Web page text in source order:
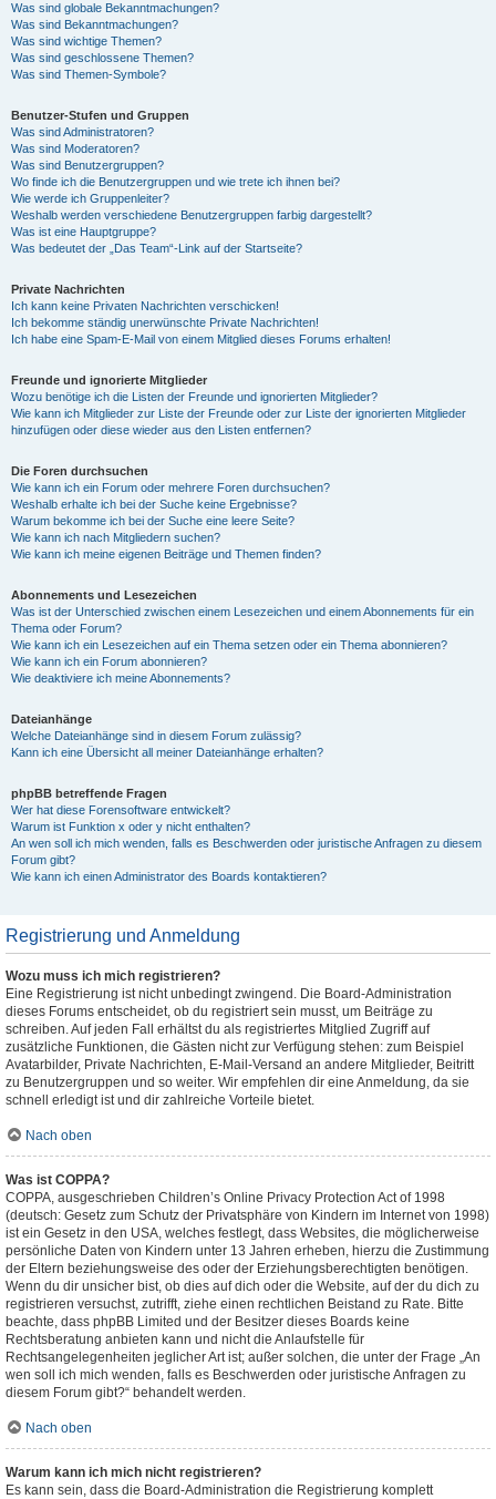
Was sind globale Bekanntmachungen?
Was sind Bekanntmachungen?
Was sind wichtige Themen?
Was sind geschlossene Themen?
Was sind Themen-Symbole?
Benutzer-Stufen und Gruppen
Was sind Administratoren?
Was sind Moderatoren?
Was sind Benutzergruppen?
Wo finde ich die Benutzergruppen und wie trete ich ihnen bei?
Wie werde ich Gruppenleiter?
Weshalb werden verschiedene Benutzergruppen farbig dargestellt?
Was ist eine Hauptgruppe?
Was bedeutet der „Das Team“-Link auf der Startseite?
Private Nachrichten
Ich kann keine Privaten Nachrichten verschicken!
Ich bekomme ständig unerwünschte Private Nachrichten!
Ich habe eine Spam-E-Mail von einem Mitglied dieses Forums erhalten!
Freunde und ignorierte Mitglieder
Wozu benötige ich die Listen der Freunde und ignorierten Mitglieder?
Wie kann ich Mitglieder zur Liste der Freunde oder zur Liste der ignorierten Mitglieder
hinzufügen oder diese wieder aus den Listen entfernen?
Die Foren durchsuchen
Wie kann ich ein Forum oder mehrere Foren durchsuchen?
Weshalb erhalte ich bei der Suche keine Ergebnisse?
Warum bekomme ich bei der Suche eine leere Seite?
Wie kann ich nach Mitgliedern suchen?
Wie kann ich meine eigenen Beiträge und Themen finden?
Abonnements und Lesezeichen
Was ist der Unterschied zwischen einem Lesezeichen und einem Abonnements für ein
Thema oder Forum?
Wie kann ich ein Lesezeichen auf ein Thema setzen oder ein Thema abonnieren?
Wie kann ich ein Forum abonnieren?
Wie deaktiviere ich meine Abonnements?
Dateianhänge
Welche Dateianhänge sind in diesem Forum zulässig?
Kann ich eine Übersicht all meiner Dateianhänge erhalten?
phpBB betreffende Fragen
Wer hat diese Forensoftware entwickelt?
Warum ist Funktion x oder y nicht enthalten?
An wen soll ich mich wenden, falls es Beschwerden oder juristische Anfragen zu diesem
Forum gibt?
Wie kann ich einen Administrator des Boards kontaktieren?
Registrierung und Anmeldung
Wozu muss ich mich registrieren?
Eine Registrierung ist nicht unbedingt zwingend. Die Board-Administration
dieses Forums entscheidet, ob du registriert sein musst, um Beiträge zu
schreiben. Auf jeden Fall erhältst du als registriertes Mitglied Zugriff auf
zusätzliche Funktionen, die Gästen nicht zur Verfügung stehen: zum Beispiel
Avatarbilder, Private Nachrichten, E-Mail-Versand an andere Mitglieder, Beitritt
zu Benutzergruppen und so weiter. Wir empfehlen dir eine Anmeldung, da sie
schnell erledigt ist und dir zahlreiche Vorteile bietet.
Nach oben
Was ist COPPA?
COPPA, ausgeschrieben Children’s Online Privacy Protection Act of 1998
(deutsch: Gesetz zum Schutz der Privatsphäre von Kindern im Internet von 1998)
ist ein Gesetz in den USA, welches festlegt, dass Websites, die möglicherweise
persönliche Daten von Kindern unter 13 Jahren erheben, hierzu die Zustimmung
der Eltern beziehungsweise des oder der Erziehungsberechtigten benötigen.
Wenn du dir unsicher bist, ob dies auf dich oder die Website, auf der du dich zu
registrieren versuchst, zutrifft, ziehe einen rechtlichen Beistand zu Rate. Bitte
beachte, dass phpBB Limited und der Besitzer dieses Boards keine
Rechtsberatung anbieten kann und nicht die Anlaufstelle für
Rechtsangelegenheiten jeglicher Art ist; außer solchen, die unter der Frage „An
wen soll ich mich wenden, falls es Beschwerden oder juristische Anfragen zu
diesem Forum gibt?“ behandelt werden.
Nach oben
Warum kann ich mich nicht registrieren?
Es kann sein, dass die Board-Administration die Registrierung komplett